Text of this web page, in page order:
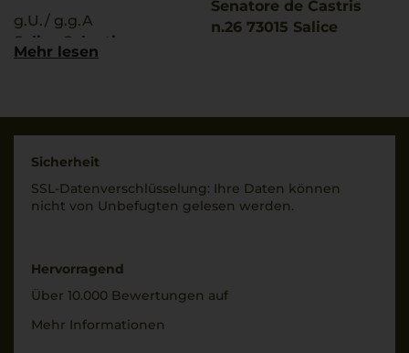
g.U./ g.g.A
Salice Salentino
Tipica
Rebsorten
Trinktemperatur
Senatore de Castris
n.26 73015 Salice
Füllmenge
Geschmack
Mehr lesen
Sicherheit
SSL-Daten­verschlüs­selung: Ihre Daten können
nicht von Unbe­fugten gelesen werden.
Hervorragend
Über 10.000 Bewertungen auf
Mehr Informationen